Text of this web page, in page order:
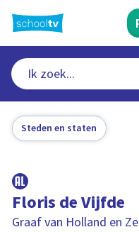
naar
hoofdinhoud
Steden en staten
Floris de Vijfde
Graaf van Holland en